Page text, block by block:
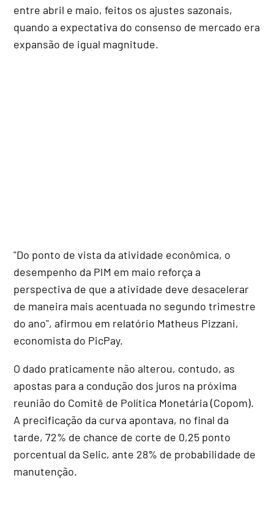
entre abril e maio, feitos os ajustes sazonais,
quando a expectativa do consenso de mercado era
expansão de igual magnitude.
"Do ponto de vista da atividade econômica, o
desempenho da PIM em maio reforça a
perspectiva de que a atividade deve desacelerar
de maneira mais acentuada no segundo trimestre
do ano", afirmou em relatório Matheus Pizzani,
economista do PicPay.
O dado praticamente não alterou, contudo, as
apostas para a condução dos juros na próxima
reunião do Comitê de Política Monetária (Copom).
A precificação da curva apontava, no final da
tarde, 72% de chance de corte de 0,25 ponto
porcentual da Selic, ante 28% de probabilidade de
manutenção.